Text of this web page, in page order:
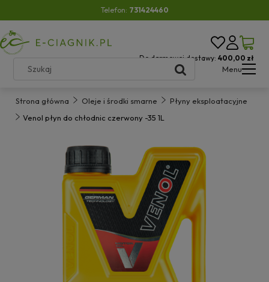
Telefon: 731424460
Do darmowej dostawy: 400,00 zł
Menu
Strona główna Oleje i środki smarne
Płyny eksploatacyjne
Venol płyn do chłodnic czerwony -35 1L